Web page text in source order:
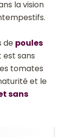
la vision
de poules
sans
tomates
et le
sans